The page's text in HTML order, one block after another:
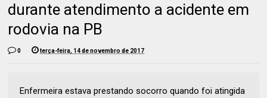
durante atendimento a acidente em
rodovia na PB
0 terça-feira, 14 de novembro de 2017
Enfermeira estava prestando socorro quando foi atingida